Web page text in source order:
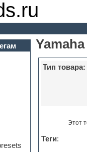
Тип товара:
Этот
Теги: